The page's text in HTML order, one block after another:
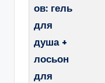
ов: гель
для
душа +
лосьон
для